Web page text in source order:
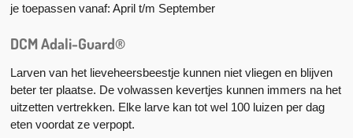
je toepassen vanaf: April t/m September
DCM Adali-Guard®
Larven van het lieveheersbeestje kunnen niet vliegen en blijven
beter ter plaatse. De volwassen kevertjes kunnen immers na het
uitzetten vertrekken. Elke larve kan tot wel 100 luizen per dag
eten voordat ze verpopt.